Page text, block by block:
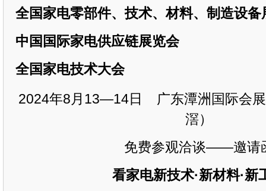
全国家电零部件、技术、材料、 制造设备
中国国际家电供应链展览会
全国家电技术大会
2024年8月13—14日
广东潭洲国际会
滘）
免费参观洽谈——邀请
看家电新技术·新材料·新